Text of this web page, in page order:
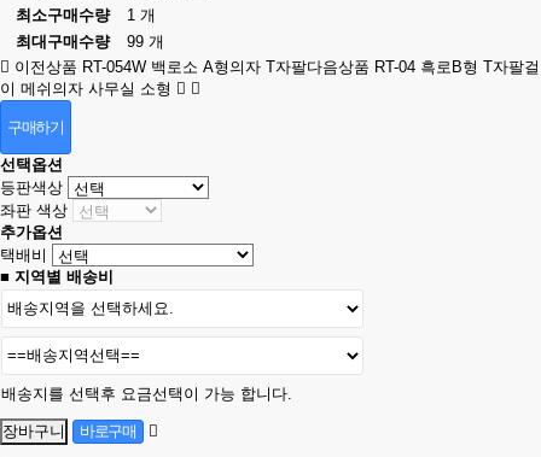
최소구매수량
1 개
최대구매수량
99 개
이전상품 RT-054W 백로소 A형의자 T자팔다음상품 RT-04 흑로B형 T자팔걸
이 메쉬의자 사무실 소형
구매하기
선택옵션
등판색상
좌판 색상
추가옵션
택배비
■ 지역별 배송비
배송지를 선택후 요금선택이 가능 합니다.